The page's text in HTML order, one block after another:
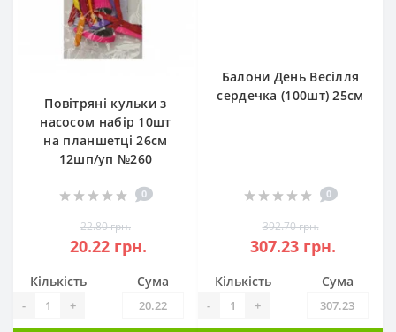
Повітряні кульки з
насосом набір 10шт
на планшетці 26см
12шп/уп №260
0
22.80 грн.
20.22 грн.
Кількість
- +
Сума
Балони День Весілля
сердечка (100шт) 25см
0
392.70 грн.
307.23 грн.
Кількість
- +
Сума